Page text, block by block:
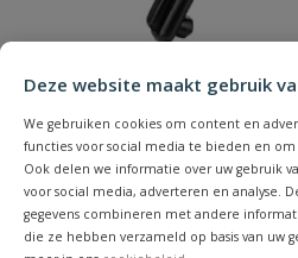
Deze website maakt gebruik
We gebruiken cookies om content en
functies voor social media te bieden en om
Ook delen we informatie over uw gebruik
voor social media, adverteren en analyse.
gegevens combineren met andere
die ze hebben verzameld op basis van uw
Naam
Samenvatting